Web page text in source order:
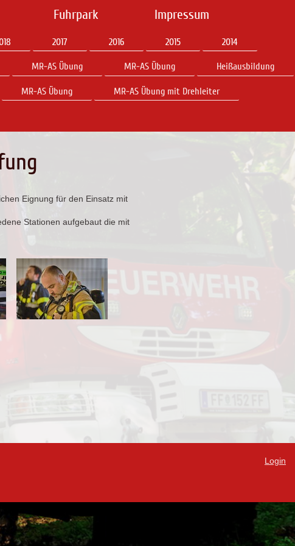
Fuhrpark Impressum
2017 2016 2015 2014
MR-AS Übung MR-AS Übung Heißausbildung
MR-AS Übung MR-AS Übung mit Drehleiter
Eignung für den Einsatz mit
Stationen aufgebaut die mit
Login